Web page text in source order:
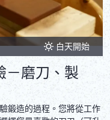
白天開始
－磨刀、製
鍛造的過程。您將從工作